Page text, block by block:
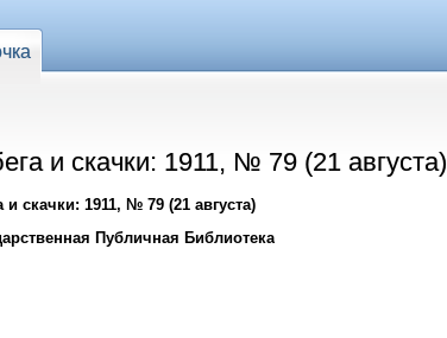
и скачки: 1911, № 79 (21 августа)
скачки: 1911, № 79 (21 августа)
Публичная Библиотека